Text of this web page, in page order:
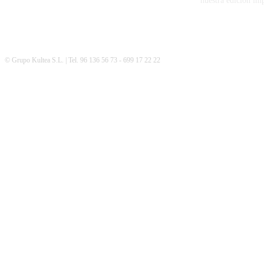
© Grupo Kultea S.L. | Tel. 96 136 56 73 - 699 17 22 22